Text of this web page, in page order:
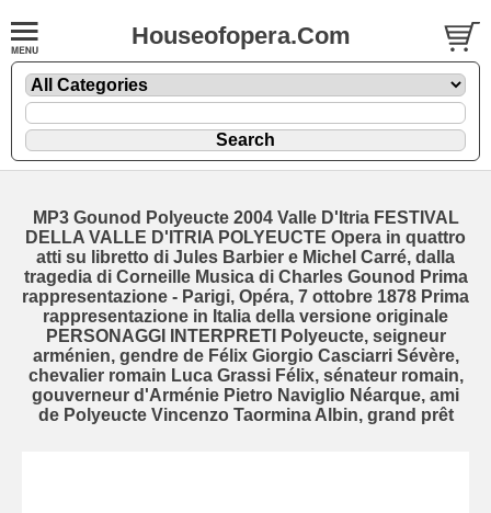
Houseofopera.Com
MP3 Gounod Polyeucte 2004 Valle D'Itria FESTIVAL
DELLA VALLE D'ITRIA POLYEUCTE Opera in quattro
atti su libretto di Jules Barbier e Michel Carré, dalla
tragedia di Corneille Musica di Charles Gounod Prima
rappresentazione - Parigi, Opéra, 7 ottobre 1878 Prima
rappresentazione in Italia della versione originale
PERSONAGGI INTERPRETI Polyeucte, seigneur
arménien, gendre de Félix Giorgio Casciarri Sévère,
chevalier romain Luca Grassi Félix, sénateur romain,
gouverneur d'Arménie Pietro Naviglio Néarque, ami
de Polyeucte Vincenzo Taormina Albin, grand prêt